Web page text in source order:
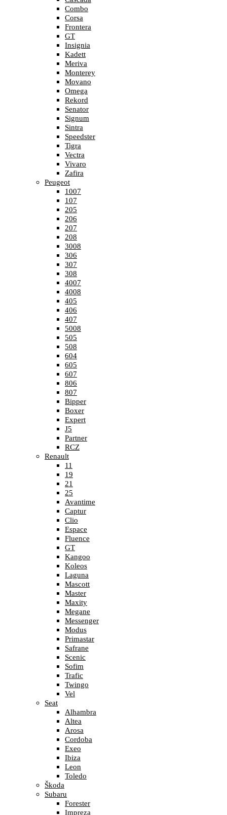
Combo
Corsa
Frontera
GT
Insignia
Kadett
Meriva
Monterey
Movano
Omega
Rekord
Senator
Signum
Sintra
Speedster
Tigra
Vectra
Vivaro
Zafira
Peugeot
1007
107
205
206
207
208
3008
306
307
308
4007
4008
405
406
407
5008
505
508
604
605
607
806
807
Bipper
Boxer
Expert
J5
Partner
RCZ
Renault
11
19
21
25
Avantime
Captur
Clio
Espace
Fluence
GT
Kangoo
Koleos
Laguna
Mascott
Master
Maxity
Megane
Messenger
Modus
Primastar
Safrane
Scenic
Sofim
Trafic
Twingo
Vel
Seat
Alhambra
Altea
Arosa
Cordoba
Exeo
Ibiza
Leon
Toledo
Škoda
Subaru
Forester
Impreza